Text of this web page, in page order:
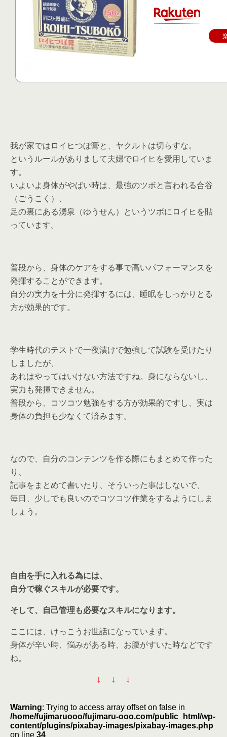
我が家ではロイヒつぼ膏と、ヤクルトは切らすな。
というルールがありまして夫婦でロイヒを愛用していま
す。
いよいよ身体がやばい時は、最強のツボと言われる合谷
（ごうこく）、
足の裏にある湧泉（ゆうせん）というツボにロイヒを貼
っています。
普段から、身体のケアをする事で高いパフォーマンスを
発揮することができます。
自分の実力を十分に発揮するには、睡眠をしっかりとる
方が効果的です。
学生時代のテストで一夜漬けで勉強して試験を受けたり
しましたが、
あれはやってはいけない方法ですね。身にならないし、
実力も発揮できません。
普段から、コツコツ勉強をする方が効果的ですし、実は
身体の負担も少なくて済みます。
なので、自分のコンテンツを作る際にもまとめて作った
り、
記事をまとめて書いたり、そういった事はしないで、
毎日、少しでも良いのでコツコツ作業をするようにしま
しょう。
自由を手に入れる為には、
自分で稼ぐスキルが必要です。
そして、自己管理も必要なスキルになります。
ここには、けっこうお世話になっています。
身体が辛い時、悩みがある時、お腹がすいた時などです
ね。
↓ ↓ ↓